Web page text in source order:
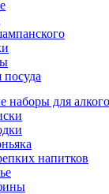
наборы для
напитков